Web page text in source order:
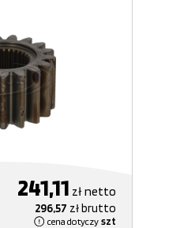
241,11 złnetto
296,57 złbrutto
cena dotyczy szt